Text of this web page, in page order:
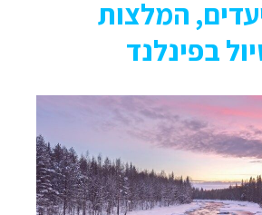
המלצות
בפינלנד